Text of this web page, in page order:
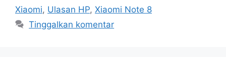
Xiaomi, Ulasan HP, Xiaomi Note 8
Tinggalkan komentar